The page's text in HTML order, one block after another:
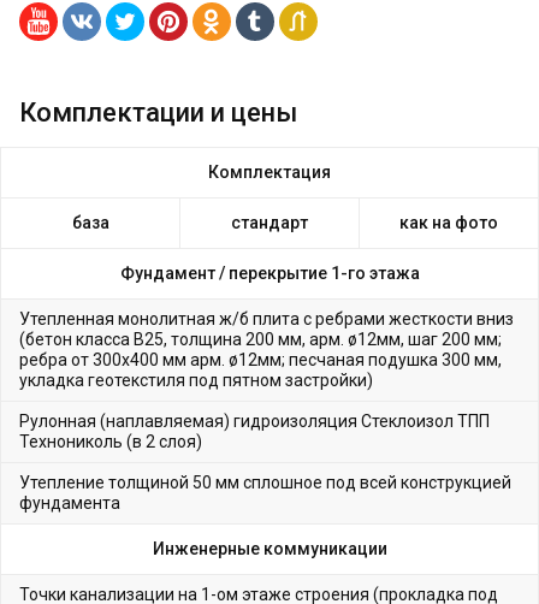
Комплектации и цены
Комплектация
база стандарт как на фото
Фундамент / перекрытие 1-го этажа
Утепленная монолитная ж/б плита с ребрами жесткости вниз
(бетон класса В25, толщина 200 мм, арм. ø12мм, шаг 200 мм;
ребра от 300х400 мм арм. ø12мм; песчаная подушка 300 мм,
укладка геотекстиля под пятном застройки)
Рулонная (наплавляемая) гидроизоляция Стеклоизол ТПП
Технониколь (в 2 слоя)
Утепление толщиной 50 мм сплошное под всей конструкцией
фундамента
Инженерные коммуникации
Точки канализации на 1-ом этаже строения (прокладка под